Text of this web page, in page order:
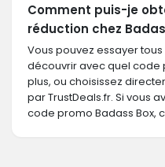
Comment puis-je
réduction chez
Vous pouvez essayer
découvrir avec quel code
plus, ou choisissez
par TrustDeals.fr. Si vous
code promo Badass Box,